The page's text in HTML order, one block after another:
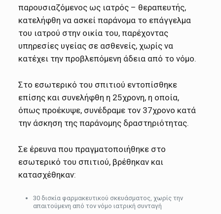
παρουσιαζόμενος ως ιατρός – θεραπευτής,
κατελήφθη να ασκεί παράνομα το επάγγελμα
του ιατρού στην οικία του, παρέχοντας
υπηρεσίες υγείας σε ασθενείς, χωρίς να
κατέχει την προβλεπόμενη άδεια από το νόμο.
Στο εσωτερικό του σπιτιού εντοπίσθηκε
επίσης και συνελήφθη η 25χρονη, η οποία,
όπως προέκυψε, συνέδραμε τον 37χρονο κατά
την άσκηση της παράνομης δραστηριότητας.
Σε έρευνα που πραγματοποιήθηκε στο
εσωτερικό του σπιτιού, βρέθηκαν και
κατασχέθηκαν:
30 δισκία φαρμακευτικού σκευάσματος, χωρίς την
απαιτούμενη από τον νόμο ιατρική συνταγή